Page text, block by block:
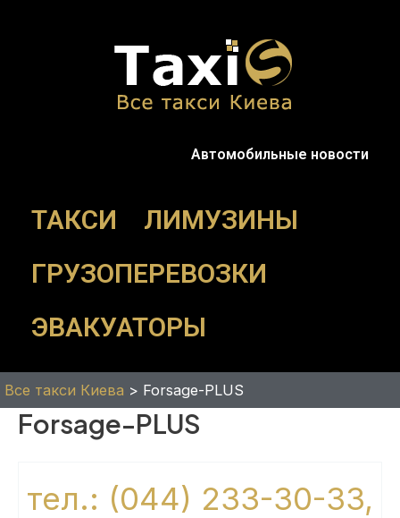
Автомобильные новости
ТАКСИ
ЛИМУЗИНЫ
ГРУЗОПЕРЕВОЗКИ
ЭВАКУАТОРЫ
Все такси Киева > Forsage-PLUS
Forsage-PLUS
тел.: (044) 233-30-33,